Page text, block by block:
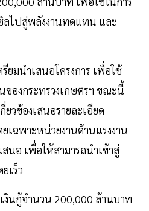
ไปสู่พลังงานทดแทน และ
ยมนำเสนอโครงการ เพื่อใช้
ของกระทรวงเกษตรฯ ขณะนี้
วข้องเสนอรายละเอียด
ยเฉพาะหน่วยงานด้านแรงงาน
สนอ เพื่อให้สามารถนำเข้าสู่
เร็ว
งินกู้จำนวน 200,000 ล้านบาท